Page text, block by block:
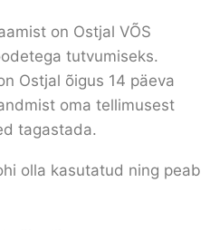
on Ostjal VÕS
tutvumiseks.
Ostjal õigus 14 päeva
oma tellimusest
tagastada.
olla kasutatud ning peab